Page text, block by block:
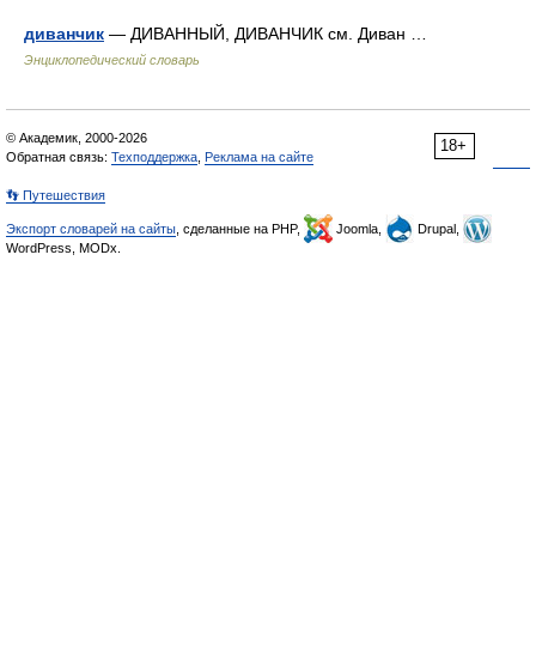
диванчик — ДИВАННЫЙ, ДИВАНЧИК см. Диван …
Энциклопедический словарь
18+
© Академик, 2000-2026
Обратная связь: Техподдержка Реклама на сайте
👣 Путешествия
Экспорт словарей на сайты , сделанные на PHP, Joomla,
Drupal,
WordPress, MODx.